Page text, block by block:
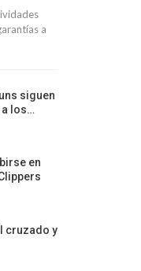
a
siguen
a los…
en
cruzado y